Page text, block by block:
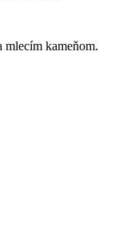
mlecím kameňom.